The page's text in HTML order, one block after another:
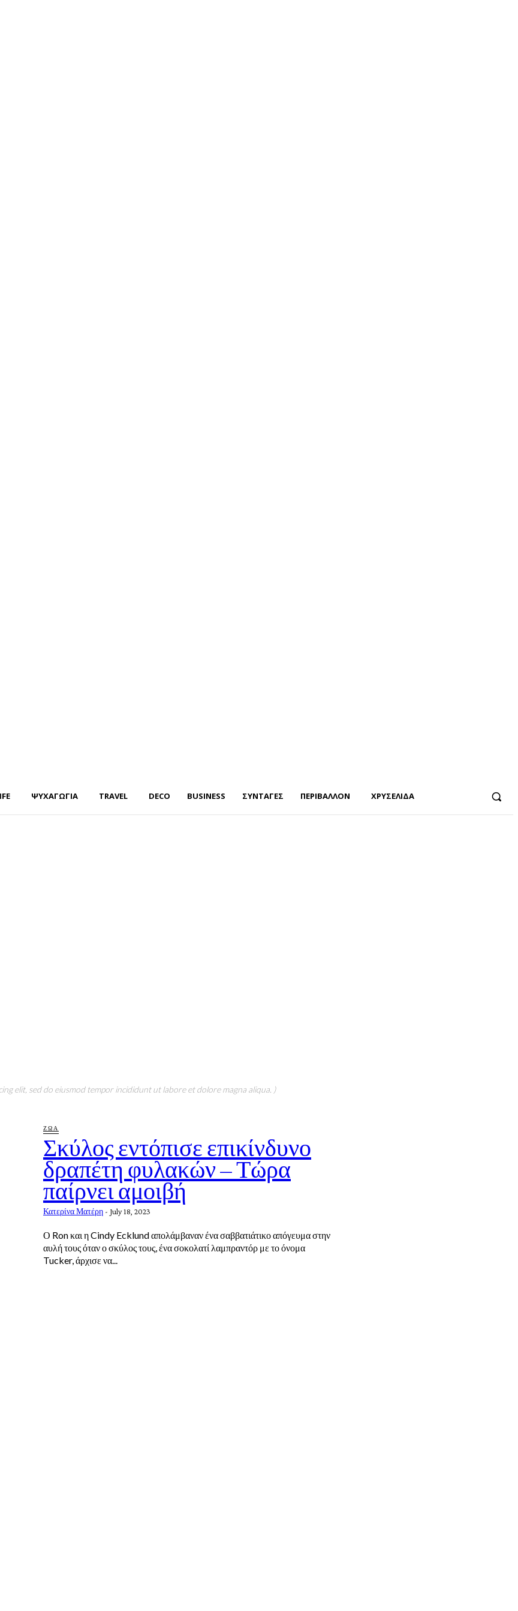
ΨΥΧΑΓΩΓΙΑ TRAVEL DECO BUSINESS ΣΥΝΤΑΓΕΣ ΠΕΡΙΒΑΛΛΟΝ ΧΡΥΣΕΛΙΔΑ
elit, sed do eiusmod tempor incididunt ut labore et dolore magna aliqua. )
ΖΩΑ
Σκύλος εντόπισε επικίνδυνο
δραπέτη φυλακών – Τώρα
παίρνει αμοιβή
Κατερίνα Ματέρη - July 18, 2023
Ο Ron και η Cindy Ecklund απολάμβαναν ένα σαββατιάτικο απόγευμα στην
αυλή τους όταν ο σκύλος τους, ένα σοκολατί λαμπραντόρ με το όνομα
Tucker, άρχισε να...